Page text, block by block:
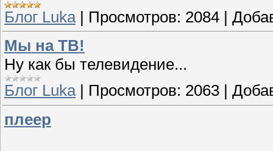
Блог Luka | Просмотров: 2084 |
Мы на ТВ!
Ну как бы телевидение...
Блог Luka| Просмотров: 2063
плеер